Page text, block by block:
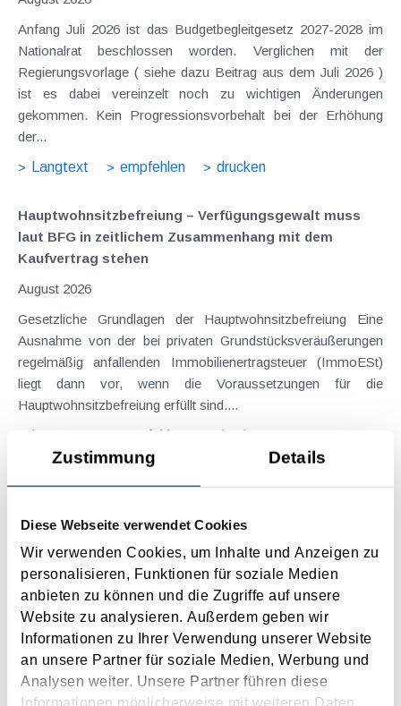
Zustimmung Details
Diese Webseite verwendet Cookies
Wir verwenden Cookies, um Inhalte und Anzeigen zu
personalisieren, Funktionen für soziale Medien
anbieten zu können und die Zugriffe auf unsere
Website zu analysieren. Außerdem geben wir
Informationen zu Ihrer Verwendung unserer Website
an unsere Partner für soziale Medien, Werbung und
Analysen weiter. Unsere Partner führen diese
Informationen möglicherweise mit weiteren Daten
Anfang Juli 2026 ist das Budgetbegleitgesetz 2027-2028 im
Nationalrat beschlossen worden. Verglichen mit der
Regierungsvorlage ( siehe dazu Beitrag aus dem Juli 2026 )
ist es dabei vereinzelt noch zu wichtigen Änderungen
gekommen. Kein Progressionsvorbehalt bei der Erhöhung
der...
Langtext
empfehlen drucken
Hauptwohnsitz​­befreiung – Verfügungsgewalt muss
laut BFG in zeitlichem Zusammenhang mit dem
Kaufvertrag stehen
August 2026
Gesetzliche Grundlagen der Hauptwohnsitzbefreiung Eine
Ausnahme von der bei privaten Grundstücksveräußerungen
regelmäßig anfallenden Immobilienertragsteuer (ImmoESt)
liegt dann vor, wenn die Voraussetzungen für die
Hauptwohnsitzbefreiung erfüllt sind....
Langtext
empfehlen drucken
Tagesgelder auch bei eintägiger Reise ohne
Problemstellung und rechtlicher Hintergrund Tagesgelder
sollen Verpflegungsmehraufwendungen ausgleichen, welche
im Zuge von Dienstreisen (beruflich bedingten Reisen) durch
die Unkenntnis über die lokale Gastronomie resultieren –
typischerweise stellt sich das Problem in der...
Langtext
empfehlen drucken